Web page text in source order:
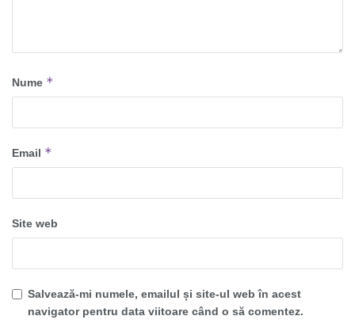
Nume *
Email *
Site web
Salvează-mi numele, emailul și site-ul web în acest
navigator pentru data viitoare când o să comentez.